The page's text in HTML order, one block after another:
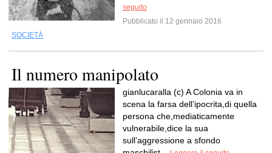
seguito
Pubblicato il 12 gennaio 2016
SOCIETÀ
Il numero manipolato
gianlucaralla (c) A Colonia va in
scena la farsa dell’ipocrita,di quella
persona che,mediaticamente
vulnerabile,dice la sua
sull’aggressione a sfondo